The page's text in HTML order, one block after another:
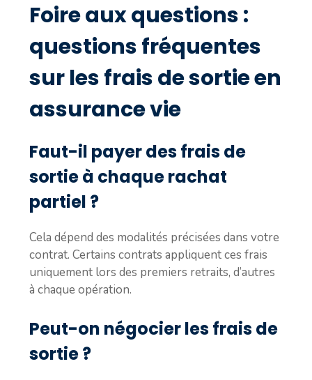
Foire aux questions :
questions fréquentes
sur les frais de sortie en
assurance vie
Faut-il payer des frais de
sortie à chaque rachat
partiel ?
Cela dépend des modalités précisées dans votre
contrat. Certains contrats appliquent ces frais
uniquement lors des premiers retraits, d’autres
à chaque opération.
Peut-on négocier les frais de
sortie ?